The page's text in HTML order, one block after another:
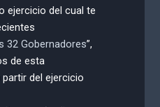
ejercicio del cual te
32 Gobernadores”,
de esta
del ejercicio